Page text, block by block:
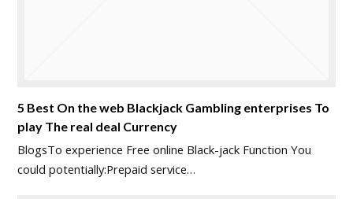
5 Best On the web Blackjack Gambling enterprises To
play The real deal Currency
BlogsTo experience Free online Black-jack Function You
could potentially:Prepaid service…